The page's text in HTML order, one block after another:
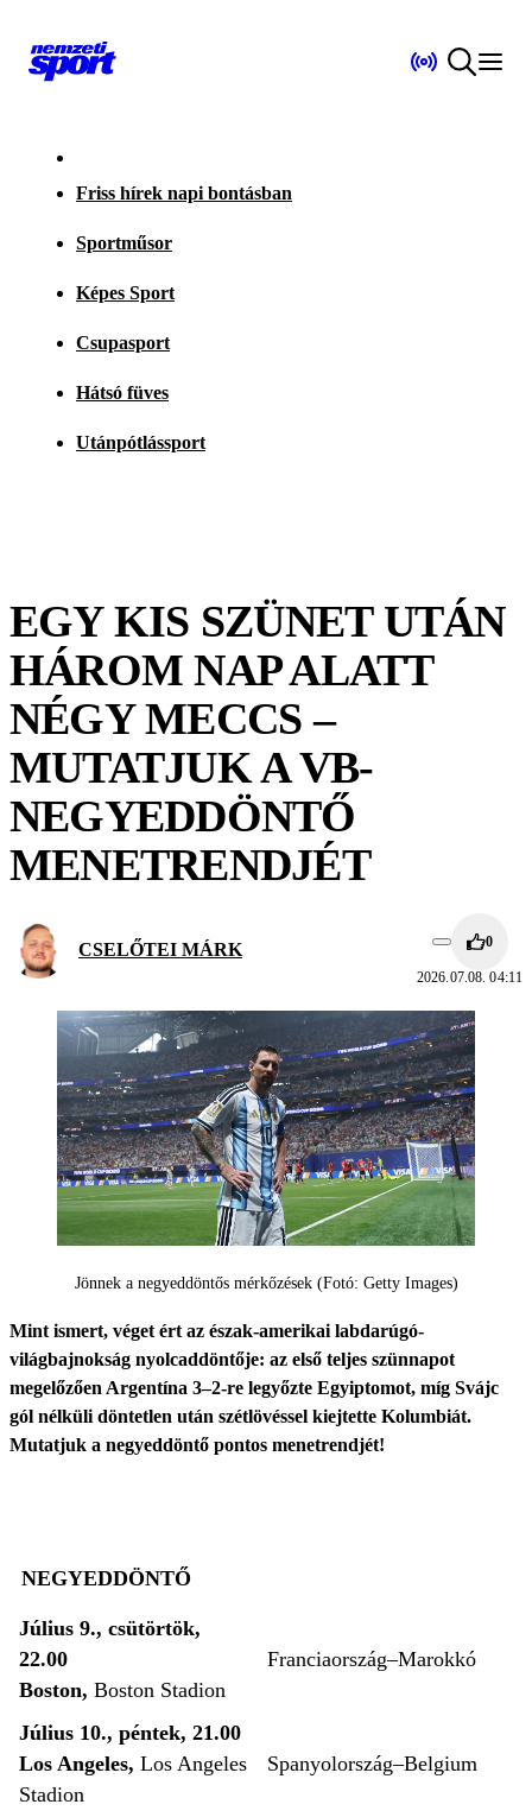
Friss hírek napi bontásban
Sportműsor
Képes Sport
Csupasport
Hátsó füves
Utánpótlássport
EGY KIS SZÜNET UTÁN
HÁROM NAP ALATT
NÉGY MECCS –
MUTATJUK A VB-
NEGYEDDÖNTŐ
MENETRENDJÉT
CSELŐTEI MÁRK 0
2026.07.08. 04:11
Jönnek a negyeddöntős mérkőzések (Fotó: Getty Images)
Mint ismert, véget ért az észak-amerikai labdarúgó-
világbajnokság nyolcaddöntője: az első teljes szünnapot
megelőzően Argentína 3–2-re legyőzte Egyiptomot, míg Svájc
gól nélküli döntetlen után szétlövéssel kiejtette Kolumbiát.
Mutatjuk a negyeddöntő pontos menetrendjét!
Július 9., csütörtök,
22.00
Boston, Boston Stadion
Franciaország–Marokkó
Július 10., péntek, 21.00
Los Angeles, Los Angeles
Stadion
Spanyolország–Belgium
NEGYEDDÖNTŐ